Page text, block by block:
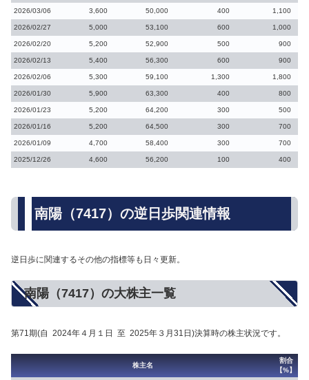
2026/03/06 3,600 50,000 400 1,100
2026/02/27 5,000 53,100 600 1,000
2026/02/20 5,200 52,900 500 900
2026/02/13 5,400 56,300 600 900
2026/02/06 5,300 59,100 1,300 1,800
2026/01/30 5,900 63,300 400 800
2026/01/23 5,200 64,200 300 500
2026/01/16 5,200 64,500 300 700
2026/01/09 4,700 58,400 300 700
2025/12/26 4,600 56,200 100 400
南陽（7417）の逆日歩関連情報
逆日歩に関連するその他の指標等も日々更新。
南陽（7417）の大株主一覧
第71期(自 2024年４月１日 至 2025年３月31日)決算時の株主状況です。
株主名
割合
【%】